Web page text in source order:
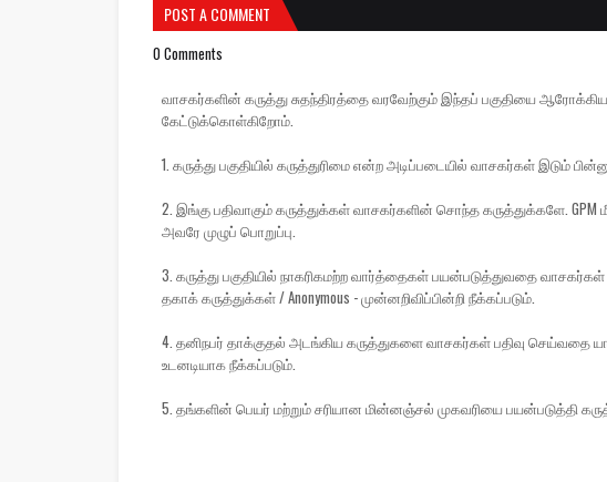
POST A COMMENT
0 Comments
வாசகர்களின் கருத்து சுதந்திரத்தை வரவேற்கும் இந்தப் பகுதியை
கேட்டுக்கொள்கிறோம்.
1. கருத்து பகுதியில் கருத்துரிமை என்ற அடிப்படையில் வாசகர்கள் இடும்
2. இங்கு பதிவாகும் கருத்துக்கள் வாசகர்களின் சொந்த கருத்துக்களே. GPM
அவரே முழுப் பொறுப்பு.
3. கருத்து பகுதியில் நாகரிகமற்ற வார்த்தைகள் பயன்படுத்துவதை
தகாக் கருத்துக்கள் / Anonymous - முன்னறிவிப்பின்றி நீக்கப்படும்.
4. தனிநபர் தாக்குதல் அடங்கிய கருத்துகளை வாசகர்கள் பதிவு செய்வதை
உடனடியாக நீக்கப்படும்.
5. தங்களின் பெயர் மற்றும் சரியான மின்னஞ்சல் முகவரியை பயன்படுத்தி